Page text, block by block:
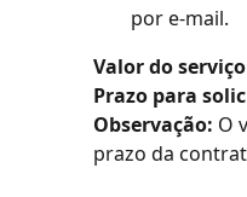
por e-mail.
Valor do
Prazo para
Observação: O
prazo da